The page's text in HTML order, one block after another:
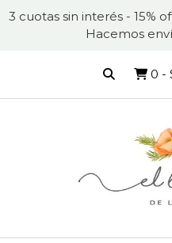
3 cuotas sin interés - 15%
Hacemos
0 -